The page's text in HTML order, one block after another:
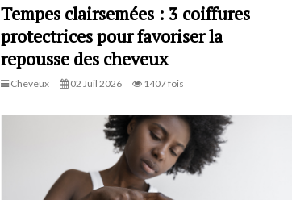
Tempes clairsemées : 3 coiffures
protectrices pour favoriser la
repousse des cheveux
Cheveux 02 Juil 2026 1407 fois